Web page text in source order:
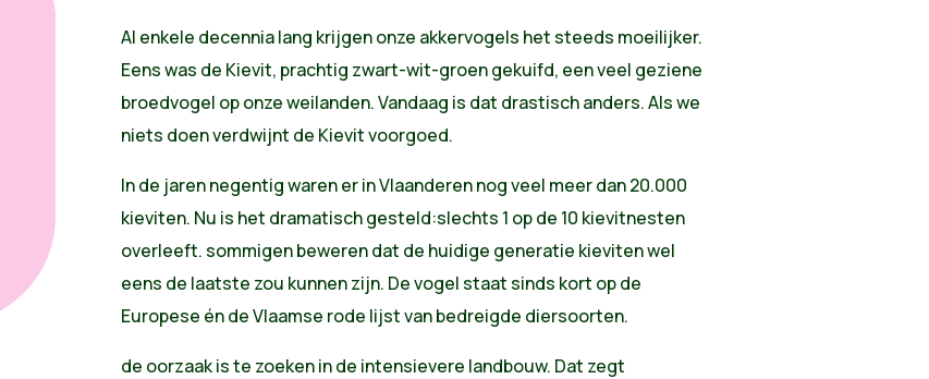
Al enkele decennia lang krijgen onze akkervogels het steeds moeilijker.
Eens was de Kievit, prachtig zwart-wit-groen gekuifd, een veel geziene
broedvogel op onze weilanden. Vandaag is dat drastisch anders. Als we
niets doen verdwijnt de Kievit voorgoed.
In de jaren negentig waren er in Vlaanderen nog veel meer dan 20.000
kieviten. Nu is het dramatisch gesteld:slechts 1 op de 10 kievitnesten
overleeft. sommigen beweren dat de huidige generatie kieviten wel
eens de laatste zou kunnen zijn. De vogel staat sinds kort op de
Europese én de Vlaamse rode lijst van bedreigde diersoorten.
de oorzaak is te zoeken in de intensievere landbouw. Dat zegt